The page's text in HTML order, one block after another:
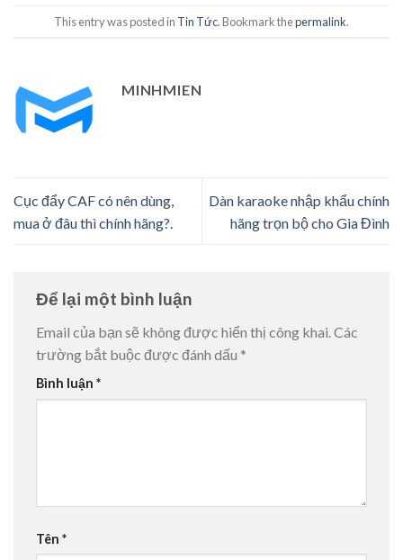
This entry was posted in Tin Tức. Bookmark thepermalink.
MINHMIEN
Cục đẩy CAF có nên dùng,
mua ở đâu thì chính hãng?.
Dàn karaoke nhập khẩu chính
hãng trọn bộ cho Gia Đình
Để lại một bình luận
Email của bạn sẽ không được hiển thị công khai.Các
trường bắt buộc được đánh dấu *
Bình luận *
Tên *